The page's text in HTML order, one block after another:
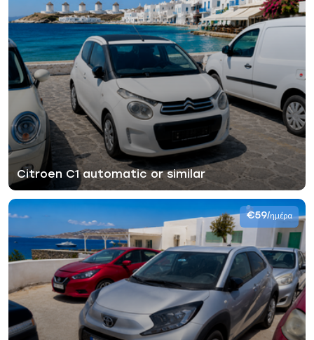
Citroen C1 automatic or similar
€59/ημέρα